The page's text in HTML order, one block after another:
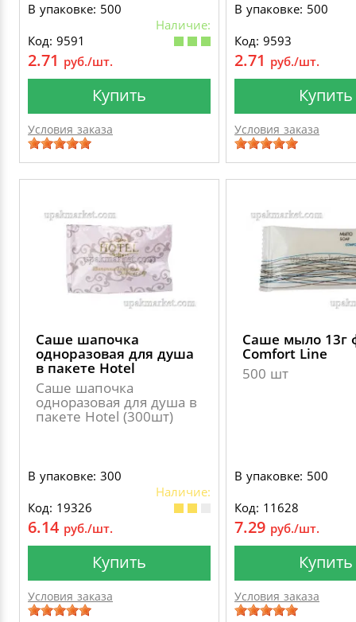
В упаковке: 500
Наличие:
Код: 9591
2.71 руб./шт.
Купить
Условия заказа
В упаковке: 500
Код: 9593
2.71 руб./шт.
Купить
Условия заказа
Саше шапочка
одноразовая для душа
в пакете Hotel
Саше шапочка
одноразовая для душа в
пакете Hotel (300шт)
В упаковке: 300
Наличие:
Код: 19326
6.14 руб./шт.
Купить
Условия заказа
Саше мыло 13г
Comfort Line
500 шт
В упаковке: 500
Код: 11628
7.29 руб./шт.
Купить
Условия заказа